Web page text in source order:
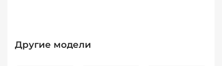
Другие модели